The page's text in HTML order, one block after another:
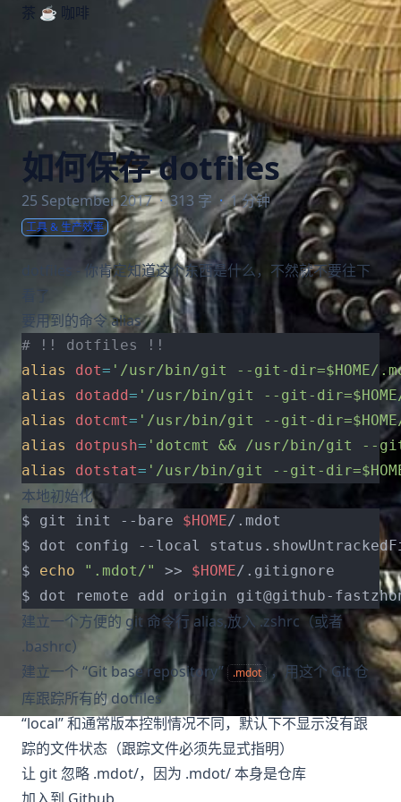
茶 ☕️ 咖啡
如何保存 dotfiles
25 September 2017 · 313 字 · 1 分钟
工具 & 生产效率
dotfiles - 你肯定知道这个东西是什么，不然就不要往下
看了
要用到的命令 alias
# !! dotfiles !!
alias
dot= '/usr/bin/git --git-dir=$HOME/
alias
dotadd= '/usr/bin/git --git-dir=$HOME/
alias
dotcmt= '/usr/bin/git --git-
alias
dotpush= 'dotcmt && /usr/bin/git --git-
alias
dotstat= '/usr/bin/git --git-
本地初始化
$ git init --bare $HOME
$ echo ".mdot/" >> $HOME
建立一个方便的 git 命令行 alias,放入 .zshrc（或者
.bashrc）
建立一个 “Git base repository” .mdot
，用这个 Git 仓
库跟踪所有的 dotfiles
“local” 和通常版本控制情况不同，默认下不显示没有跟
踪的文件状态（跟踪文件必须先显式指明）
让 git 忽略 .mdot/，因为 .mdot/ 本身是仓库